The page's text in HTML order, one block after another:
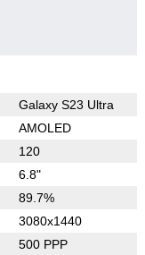
Galaxy S23 Ultra
AMOLED
120
6.8"
89.7%
3080x1440
500 PPP